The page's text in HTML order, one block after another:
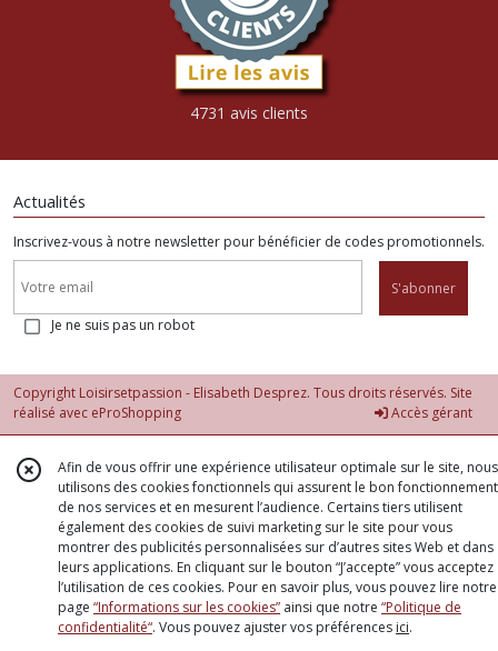
4731 avis clients
Actualités
Inscrivez-vous à notre newsletter pour bénéficier de codes promotionnels.
S'abonner
Je ne suis pas un robot
Copyright Loisirsetpassion - Elisabeth Desprez. Tous droits réservés. Site
réalisé avec eProShopping Accès gérant
Afin de vous offrir une expérience utilisateur optimale sur le site, nous
utilisons des cookies fonctionnels qui assurent le bon fonctionnement
de nos services et en mesurent l’audience. Certains tiers utilisent
également des cookies de suivi marketing sur le site pour vous
montrer des publicités personnalisées sur d’autres sites Web et dans
leurs applications. En cliquant sur le bouton “J’accepte” vous acceptez
l’utilisation de ces cookies. Pour en savoir plus, vous pouvez lire notre
page “Informations sur les cookies” ainsi que notre “Politique de
confidentialité“. Vous pouvez ajuster vos préférences ici.